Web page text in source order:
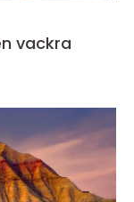
vackra